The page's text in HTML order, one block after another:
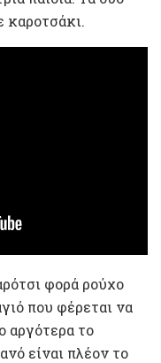
καροτσάκι.
φορά ρούχο
που φέρεται να
αργότερα το
είναι πλέον το